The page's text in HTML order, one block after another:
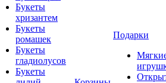
Букеты
хризантем
Букеты
ромашек
Букеты
гладиолусов
Букеты
Подарки